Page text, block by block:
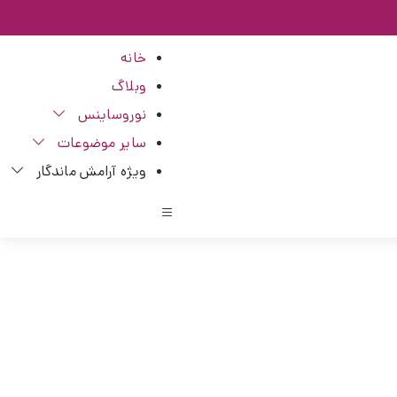
خانه
وبلاگ
نوروساینس
سایر موضوعات
ویژه آرامش ماندگار